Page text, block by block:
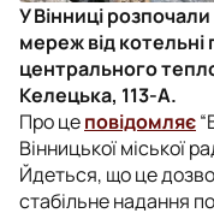
У Вінниці
мереж від котельні
центрального
Келецька, 113-А.
Про цеповідомляє
Вінницької міської
Йдеться, що це
стабільне надання